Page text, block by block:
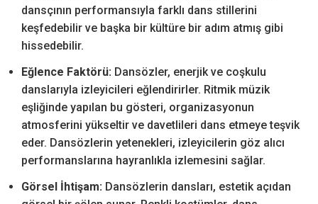
dansçının performansıyla farklı dans stillerini
keşfedebilir ve başka bir kültüre bir adım atmış gibi
hissedebilir.
Eğlence Faktörü: Dansözler, enerjik ve coşkulu
danslarıyla izleyicileri eğlendirirler. Ritmik müzik
eşliğinde yapılan bu gösteri, organizasyonun
atmosferini yükseltir ve davetlileri dans etmeye teşvik
eder. Dansözlerin yetenekleri, izleyicilerin göz alıcı
performanslarına hayranlıkla izlemesini sağlar.
Görsel İhtişam: Dansözlerin dansları, estetik açıdan